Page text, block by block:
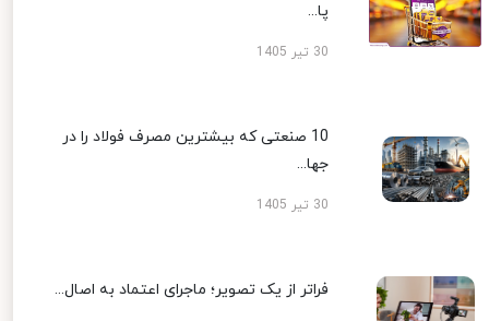
پا...
30 تیر 1405
10 صنعتی که بیشترین مصرف فولاد را در
جها...
30 تیر 1405
فراتر از یک تصویر؛ ماجرای اعتماد به اصال...